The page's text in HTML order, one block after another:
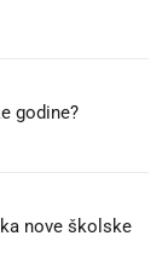
godine?
nove školske